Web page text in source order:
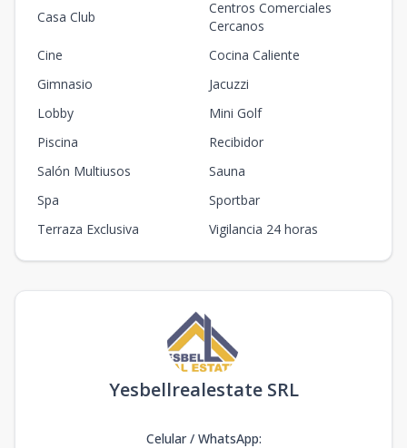
Casa Club
Centros Comerciales
Cercanos
Cine
Cocina Caliente
Gimnasio
Jacuzzi
Lobby
Mini Golf
Piscina
Recibidor
Salón Multiusos
Sauna
Spa
Sportbar
Terraza Exclusiva
Vigilancia 24 horas
Yesbellrealestate SRL
Celular / WhatsApp: